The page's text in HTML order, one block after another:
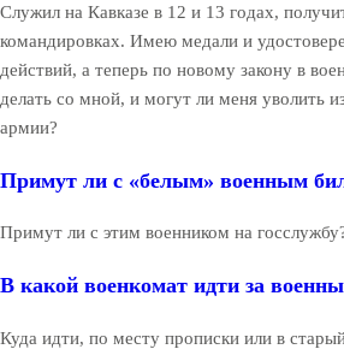
Служил на Кавказе в 12 и 13 годах,
командировках. Имею медали и
действий, а теперь по новому закону в
делать со мной, и могут ли меня уволить
армии?
Примут ли с «белым» военным
Примут ли с этим военником на
В какой военкомат идти за
Куда идти, по месту прописки или в